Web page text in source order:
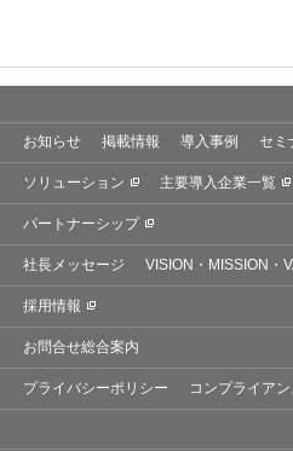
お知らせ 掲載情報 導入事例 セミ
ソリューション 主要導入企業一覧
パートナーシップ
社長メッセージ VISION・MISSION・
採用情報
お問合せ総合案内
プライバシーポリシー コンプライア